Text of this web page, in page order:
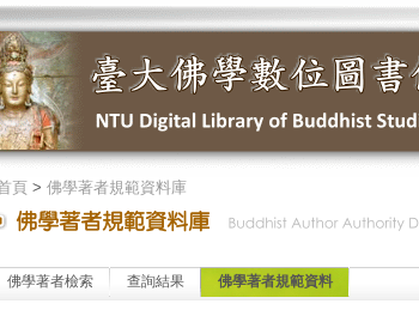
頁> 佛學著者規範資料庫
佛學著者檢索 查詢結果 佛學著者規範資料